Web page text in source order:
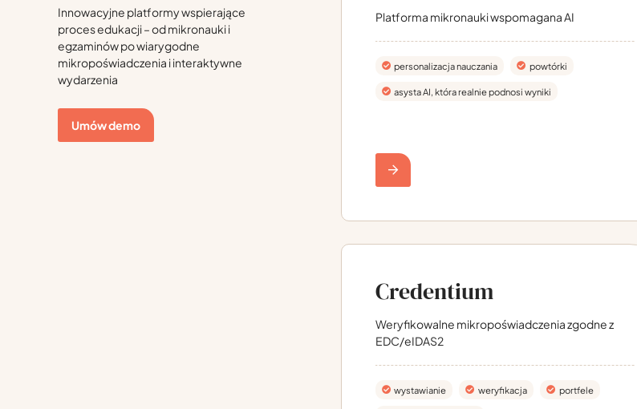
Innowacyjne platformy wspierające
proces edukacji – od mikronauki i
egzaminów po wiarygodne
mikropoświadczenia i interaktywne
wydarzenia
Umów demo
Platforma mikronauki wspomagana AI
personalizacja nauczania powtórki
asysta AI, która realnie podnosi wyniki
Credentium
Weryfikowalne mikropoświadczenia zgodne z
EDC/eIDAS2
wystawianie weryfikacja portfele